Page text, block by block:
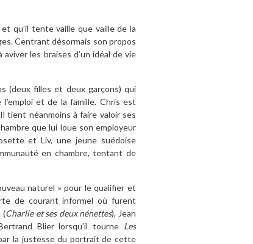
qu’il tente vaille que vaille de la
Centrant désormais son propos
les braises d’un idéal de vie
(deux filles et deux garçons) qui
et de la famille. Chris est
tient néanmoins à faire valoir ses
que lui loue son employeur
et Liv, une jeune suédoise
en chambre, tentant de
naturel » pour le qualifier et
de courant informel où furent
(Charlie et ses deux nénettes), Jean
Blier lorsqu’il tourne Les
la justesse du portrait de cette